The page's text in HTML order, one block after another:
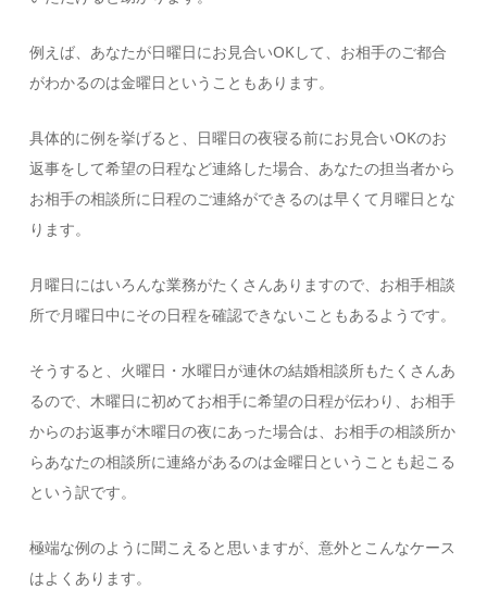
例えば、あなたが日曜日にお見合いOKして、お相手のご都合
がわかるのは金曜日ということもあります。
具体的に例を挙げると、日曜日の夜寝る前にお見合いOKのお
返事をして希望の日程など連絡した場合、あなたの担当者から
お相手の相談所に日程のご連絡ができるのは早くて月曜日とな
ります。
月曜日にはいろんな業務がたくさんありますので、お相手相談
所で月曜日中にその日程を確認できないこともあるようです。
そうすると、火曜日・水曜日が連休の結婚相談所もたくさんあ
るので、木曜日に初めてお相手に希望の日程が伝わり、お相手
からのお返事が木曜日の夜にあった場合は、お相手の相談所か
らあなたの相談所に連絡があるのは金曜日ということも起こる
という訳です。
極端な例のように聞こえると思いますが、意外とこんなケース
はよくあります。